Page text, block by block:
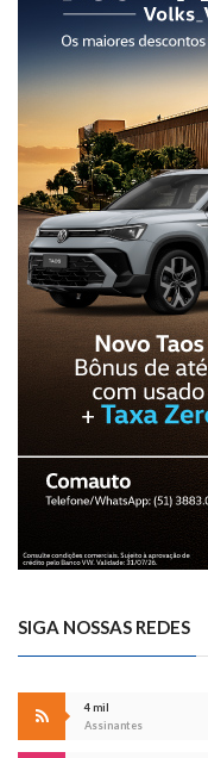
SIGA NOSSAS REDES
4 mil
Assinantes